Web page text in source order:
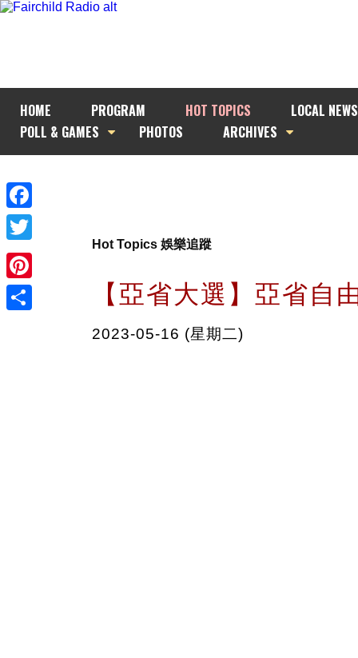
HOME PROGRAM HOT TOPICS
LOCAL NEWS
POLL & GAMES
PHOTOS ARCHIVES
Facebook
Twitter
Pinterest
Hot Topics 娛樂追蹤
【亞省大選】亞省自
2023-05-16 (星期二)